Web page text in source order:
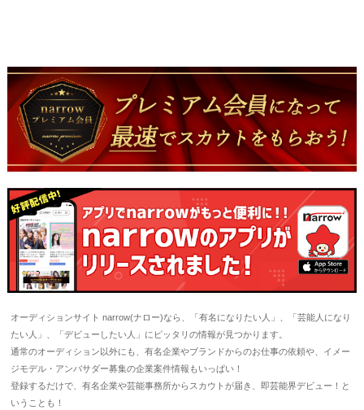
オーディションサイト narrow(ナロー)なら、「有名になりたい人」、「芸能人になり
たい人」、「デビューしたい人」にピッタリの情報が見つかります。
通常のオーディション以外にも、有名企業やブランドからのお仕事の依頼や、イメー
ジモデル・アンバサダー募集の企業案件情報もいっぱい！
登録するだけで、有名企業や芸能事務所からスカウトが届き、即芸能界デビュー！と
いうことも！